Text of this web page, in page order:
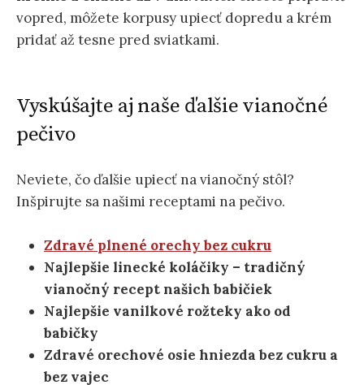
vopred, môžete korpusy upiecť dopredu a krém
pridať až tesne pred sviatkami.
Vyskúšajte aj naše ďalšie vianočné
pečivo
Neviete, čo ďalšie upiecť na vianočný stôl?
Inšpirujte sa našimi receptami na pečivo.
Zdravé plnené orechy bez cukru
Najlepšie linecké koláčiky – tradičný
vianočný recept našich babičiek
Najlepšie vanilkové rožteky ako od
babičky
Zdravé orechové osie hniezda bez cukru a
bez vajec